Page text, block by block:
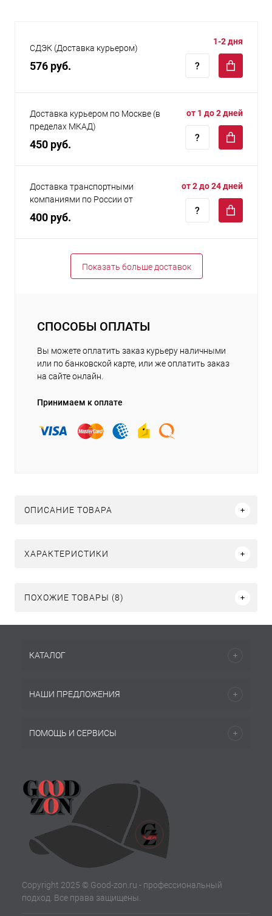
СДЭК (Доставка курьером)
576 руб.
1-2 дня
Доставка курьером по Москве (в
пределах МКАД)
450 руб.
от 1 до 2 дней
Доставка транспортными
компаниями по России от
400 руб.
от 2 до 24 дней
Показать больше доставок
СПОСОБЫ ОПЛАТЫ
Вы можете оплатить заказ курьеру наличными
или по банковской карте, или же оплатить заказ
на сайте онлайн.
Принимаем к оплате
ОПИСАНИЕ ТОВАРА
ХАРАКТЕРИСТИКИ
ПОХОЖИЕ ТОВАРЫ (8)
КАТАЛОГ
НАШИ ПРЕДЛОЖЕНИЯ
ПОМОЩЬ И СЕРВИСЫ
Copyright 2025 © Good-zon.ru - профессиональный
подход. Все права защищены.